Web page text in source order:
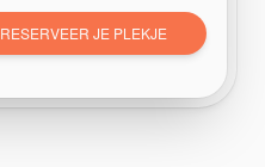
RESERVEER JE PLEKJE